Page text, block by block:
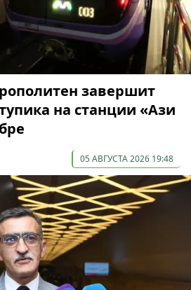
завершит
на станции «Ази
05 АВГУСТА 2026 19:48